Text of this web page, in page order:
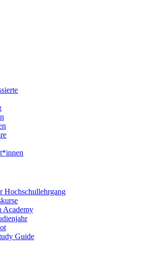
Hochschullehrgang
Academy
Guide